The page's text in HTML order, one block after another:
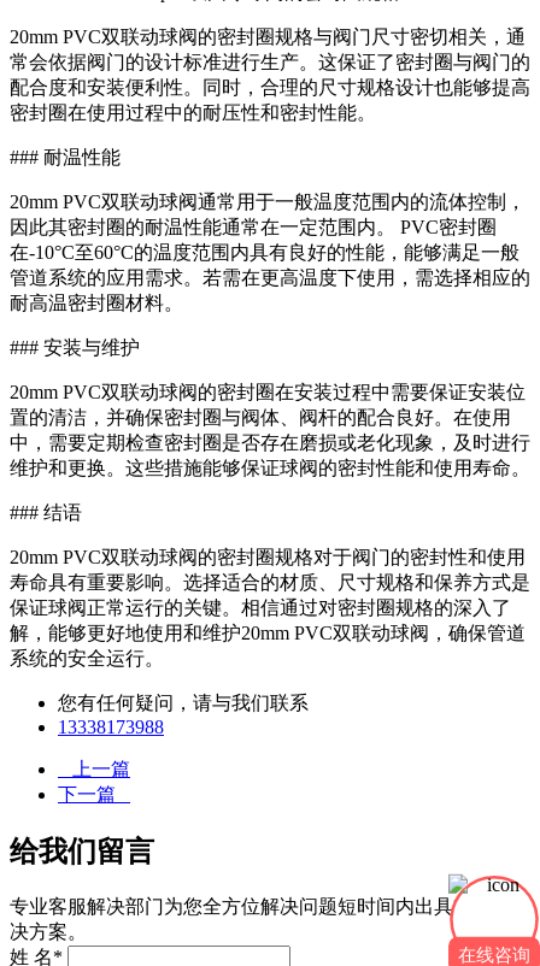
20mm PVC双联动球阀的密封圈规格与阀门尺寸密切相关，通
常会依据阀门的设计标准进行生产。这保证了密封圈与阀门的
配合度和安装便利性。同时，合理的尺寸规格设计也能够提高
密封圈在使用过程中的耐压性和密封性能。
### 耐温性能
20mm PVC双联动球阀通常用于一般温度范围内的流体控制，
因此其密封圈的耐温性能通常在一定范围内。 PVC密封圈
在-10°C至60°C的温度范围内具有良好的性能，能够满足一般
管道系统的应用需求。若需在更高温度下使用，需选择相应的
耐高温密封圈材料。
### 安装与维护
20mm PVC双联动球阀的密封圈在安装过程中需要保证安装位
置的清洁，并确保密封圈与阀体、阀杆的配合良好。在使用
中，需要定期检查密封圈是否存在磨损或老化现象，及时进行
维护和更换。这些措施能够保证球阀的密封性能和使用寿命。
### 结语
20mm PVC双联动球阀的密封圈规格对于阀门的密封性和使用
寿命具有重要影响。选择适合的材质、尺寸规格和保养方式是
保证球阀正常运行的关键。相信通过对密封圈规格的深入了
解，能够更好地使用和维护20mm PVC双联动球阀，确保管道
系统的安全运行。
您有任何疑问，请与我们联系
13338173988
上一篇
下一篇
给我们留言
专业客服解决部门为您全方位解决问题短时间内出具有效的解
决方案。
姓 名*
在线咨询